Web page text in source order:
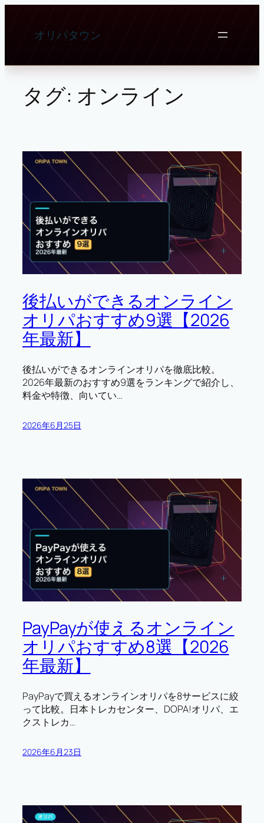
キ
オリパタウン
タグ: オンライン
後払いができるオンライン
オリパおすすめ9選【2026
年最新】
後払いができるオンラインオリパを徹底比較。
2026年最新のおすすめ9選をランキングで紹介し、
料金や特徴、向いてい…
2026年6月25日
PayPayが使えるオンライン
オリパおすすめ8選【2026
年最新】
PayPayで買えるオンラインオリパを8サービスに絞
って比較。日本トレカセンター、DOPA!オリパ、エ
クストレカ…
2026年6月23日